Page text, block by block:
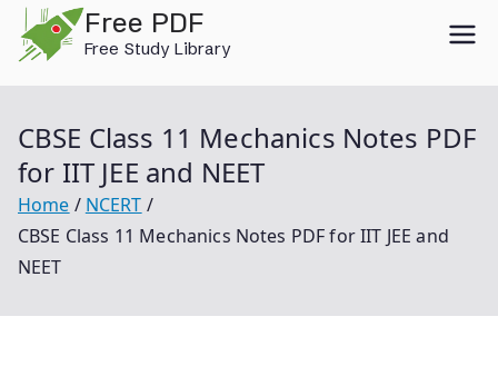
content
Free PDF
Free Study Library
CBSE Class 11 Mechanics Notes PDF
for IIT JEE and NEET
Home
NCERT
CBSE Class 11 Mechanics Notes PDF for IIT JEE and
NEET